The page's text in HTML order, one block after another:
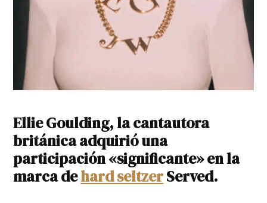
Ellie Goulding, la cantautora
británica adquirió una
participación «significante» en la
marca dehard seltzerServed.